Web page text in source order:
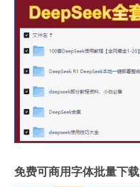
免费可商用字体批量下载